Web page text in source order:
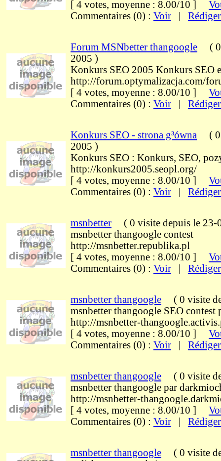
[ 4 votes, moyenne : 8.00/10 ]
Commentaires (0) : Voir Rédiger
Forum MSNbetter thangoogle (
2005 )
Konkurs SEO 2005 Konkurs SEO
http://forum.optymalizacja.com/
[ 4 votes, moyenne : 8.00/10 ]
Commentaires (0) : Voir Rédiger
Konkurs SEO - strona g³ówna (
2005 )
Konkurs SEO : Konkurs, SEO,
http://konkurs2005.seopl.org/
[ 4 votes, moyenne : 8.00/10 ]
Commentaires (0) : Voir Rédiger
msnbetter ( 0 visite depuis le 23-
msnbetter thangoogle contest
http://msnbetter.republika.pl
[ 4 votes, moyenne : 8.00/10 ]
Commentaires (0) : Voir Rédiger
msnbetter thangoogle ( 0 visite
msnbetter thangoogle SEO contest
http://msnbetter-
[ 4 votes, moyenne : 8.00/10 ]
Commentaires (0) : Voir Rédiger
msnbetter thangoogle ( 0 visite
msnbetter thangoogle par
http://msnbetter-
[ 4 votes, moyenne : 8.00/10 ]
Commentaires (0) : Voir Rédiger
msnbetter thangoogle ( 0 visite